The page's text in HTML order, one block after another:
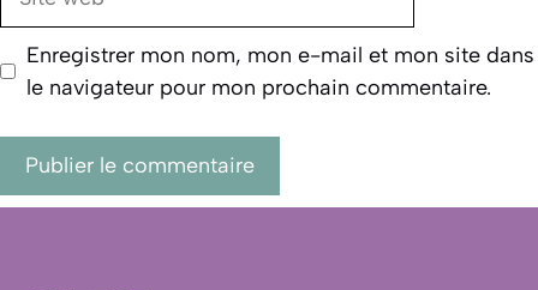
Enregistrer mon nom, mon e-mail et mon site dans
le navigateur pour mon prochain commentaire.